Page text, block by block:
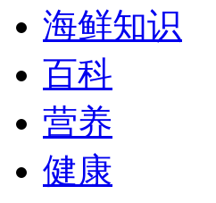
海鲜知识
百科
营养
健康